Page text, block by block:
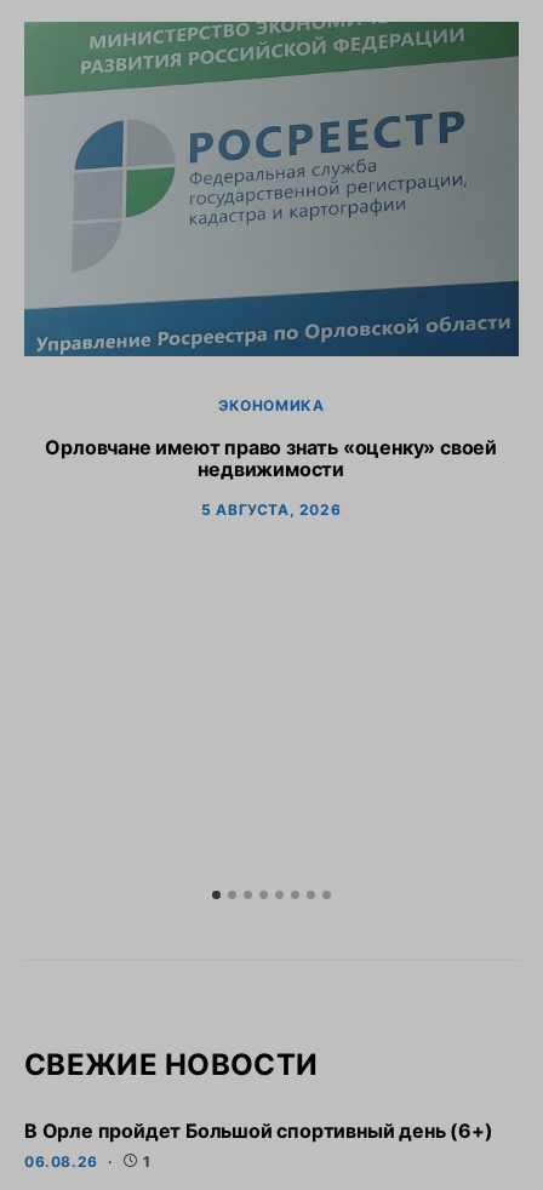
ЭКОНОМИКА
Орловчане имеют право знать «оценку» своей
недвижимости
5 АВГУСТА, 2026
СВЕЖИЕ НОВОСТИ
В Орле пройдет Большой спортивный день (6+)
06.08.26 1